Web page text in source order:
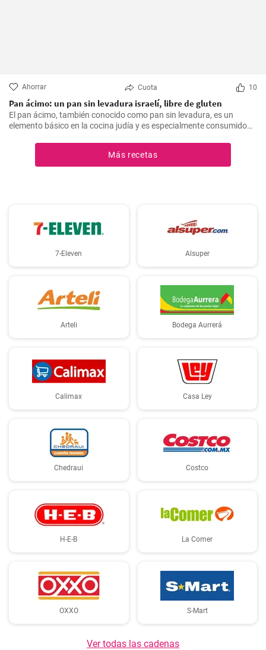
Ahorrar Cuota 10
Pan ácimo: un pan sin levadura israelí, libre de gluten
El pan ácimo, también conocido como pan sin levadura, es un
elemento básico en la cocina judía y es especialmente consumido
pan ácimo casero de manera sencilla y deliciosa.
Más recetas
7-Eleven Alsuper
Arteli Bodega Aurrerá
Calimax Casa Ley
Chedraui Costco
H-E-B La Comer
OXXO S-Mart
Ver todas las cadenas